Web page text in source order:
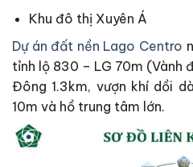
Khu đô thị Xuyên Á
Dự án đất nền Lago Centro
tỉnh lộ 830 – LG 70m (Vành
Đông 1.3km, vượn khí dồi
10m và hồ trung tâm lớn.